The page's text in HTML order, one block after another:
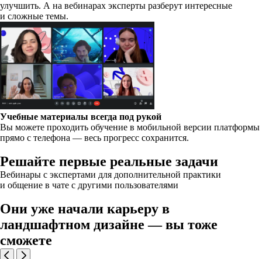
улучшить. А на вебинарах эксперты разберут интересные
и сложные темы.
Учебные материалы всегда под рукой
Вы можете проходить обучение в мобильной версии платформы
прямо с телефона — весь прогресс сохранится.
Решайте первые реальные задачи
Вебинары с экспертами для дополнительной практики
и общение в чате с другими пользователями
Они уже начали карьеру в
ландшафтном дизайне — вы тоже
сможете